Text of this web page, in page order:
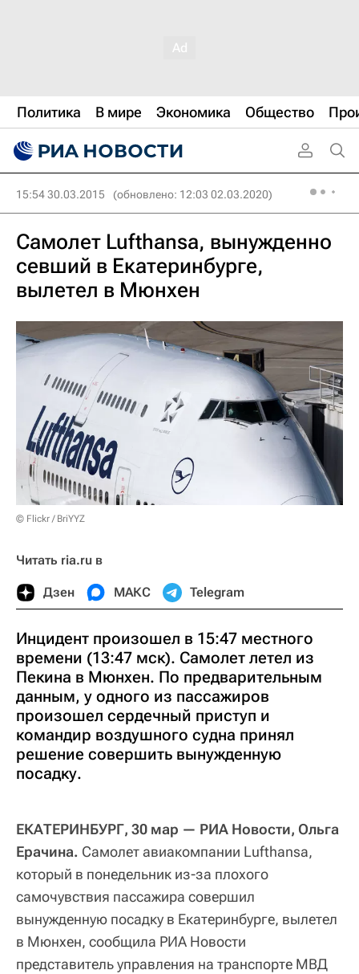
Политика В мире Экономика Общество
15:54 30.03.2015 (обновлено: 12:03 02.03.2020)
Самолет Lufthansa, вынужденно
севший в Екатеринбурге,
вылетел в Мюнхен
© Flickr / BriYYZ
Читать ria.ru в
Дзен МАКС Telegram
Инцидент произошел в 15:47 местного
времени (13:47 мск). Самолет летел из
Пекина в Мюнхен. По предварительным
данным, у одного из пассажиров
произошел сердечный приступ и
командир воздушного судна принял
решение совершить вынужденную
посадку.
ЕКАТЕРИНБУРГ, 30 мар — РИА Новости, Ольга
Ерачина. Самолет авиакомпании Lufthansa,
который в понедельник из-за плохого
самочувствия пассажира совершил
вынужденную посадку в Екатеринбурге, вылетел
в Мюнхен, сообщила РИА Новости
представитель управления на транспорте МВД